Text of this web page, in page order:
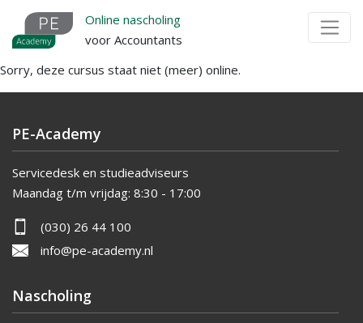
Overslaan
naar
de
inhoud
Online nascholing
voor Accountants
Sorry, deze cursus staat niet (meer) online.
PE-Academy
Servicedesk en studieadviseurs
Maandag t/m vrijdag: 8:30 - 17:00
(030) 26 44 100
info@pe-academy.nl
Nascholing